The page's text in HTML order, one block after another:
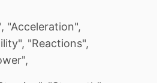
"Reactions",